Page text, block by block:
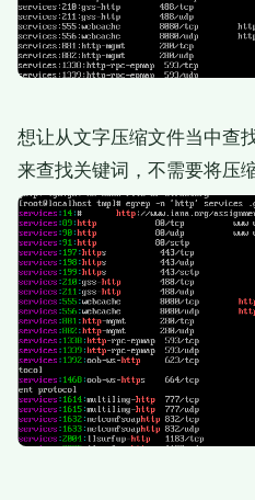
想让从文字压缩文件当中查
来查找关键词，不需要将压